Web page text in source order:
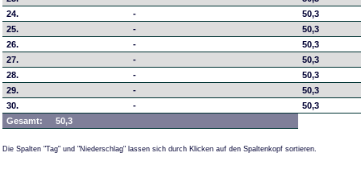
24.
-
50,3
25.
-
50,3
26.
-
50,3
27.
-
50,3
28.
-
50,3
29.
-
50,3
30.
-
50,3
Gesamt:
50,3
Die Spalten "Tag" und "Niederschlag" lassen sich durch Klicken auf den Spaltenkopf sortieren.